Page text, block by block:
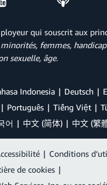
qui souscrit aux
minorités, femmes,
sexuelle, âge.
Indonesia Deutsch
Português Tiếng Việt
어 中文 (简体) 中文 (繁
| Conditions
de cookies |